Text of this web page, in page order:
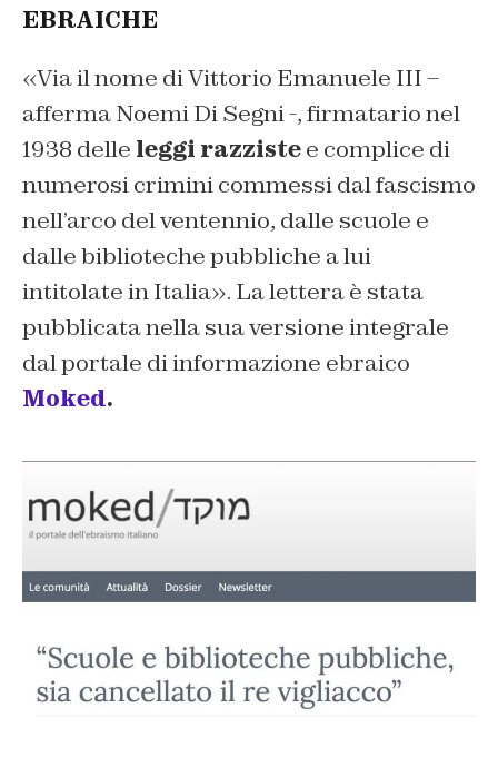
EBRAICHE
«Via il nome di Vittorio Emanuele III –
afferma Noemi Di Segni -, firmatario nel
1938 delle leggi razzistee complice di
numerosi crimini commessi dal fascismo
nell’arco del ventennio, dalle scuole e
dalle biblioteche pubbliche a lui
intitolate in Italia». La lettera è stata
pubblicata nella sua versione integrale
dal portale di informazione ebraico
Moked.